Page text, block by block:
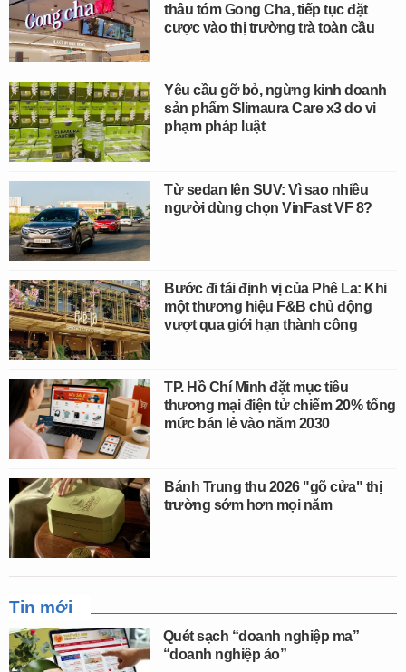
thâu tóm Gong Cha, tiếp tục đặt
cược vào thị trường trà toàn cầu
Yêu cầu gỡ bỏ, ngừng kinh doanh
sản phẩm Slimaura Care x3 do vi
phạm pháp luật
Từ sedan lên SUV: Vì sao nhiều
người dùng chọn VinFast VF 8?
Bước đi tái định vị của Phê La: Khi
một thương hiệu F&B chủ động
vượt qua giới hạn thành công
TP. Hồ Chí Minh đặt mục tiêu
thương mại điện tử chiếm 20% tổng
mức bán lẻ vào năm 2030
Bánh Trung thu 2026 "gõ cửa" thị
trường sớm hơn mọi năm
Tin mới
Quét sạch “doanh nghiệp ma”
“doanh nghiệp ảo”